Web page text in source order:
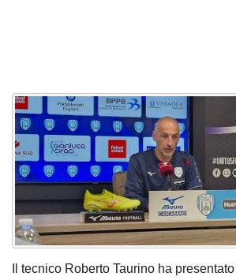
Il tecnico Roberto Taurino ha